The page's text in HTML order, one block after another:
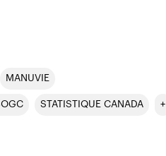
MANUVIE
STATISTIQUE CANADA +